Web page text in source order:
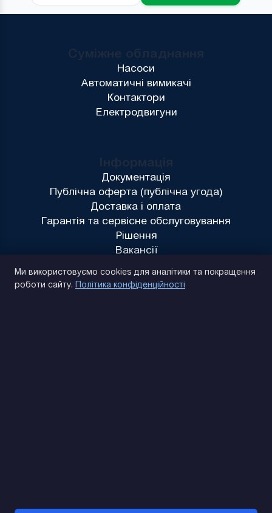
Інформація
Документація
Публічна оферта (публічна угода)
Доставка і оплата
Гарантія та сервісне обслуговування
Рішення
Вакансії
Суміжне обладнання
Насоси
Автоматичні вимикачі
Контактори
Електродвигуни
Ми використовуємо cookies для аналітики та покращення
роботи сайту. Політика конфіденційності